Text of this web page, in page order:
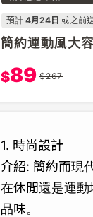
預計 4月24日 或之前
簡約運動風大
$89 $267
1. 時尚設計
介紹: 簡約而現
在休閒還是運動
品味。